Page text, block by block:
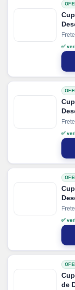
+
✅
2%
✅
✅
de